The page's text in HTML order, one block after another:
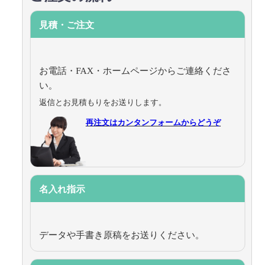
見積・ご注文
お電話・FAX・ホームページからご連絡くださ
い。
返信とお見積もりをお送りします。
再注文はカンタンフォームからどうぞ
名入れ指示
データや手書き原稿をお送りください。